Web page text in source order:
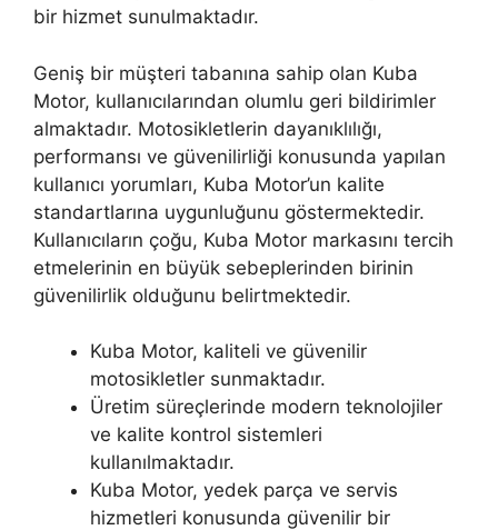
bir hizmet sunulmaktadır.
Geniş bir müşteri tabanına sahip olan Kuba
Motor, kullanıcılarından olumlu geri bildirimler
almaktadır. Motosikletlerin dayanıklılığı,
performansı ve güvenilirliği konusunda yapılan
kullanıcı yorumları, Kuba Motor’un kalite
standartlarına uygunluğunu göstermektedir.
Kullanıcıların çoğu, Kuba Motor markasını tercih
etmelerinin en büyük sebeplerinden birinin
güvenilirlik olduğunu belirtmektedir.
Kuba Motor, kaliteli ve güvenilir
motosikletler sunmaktadır.
Üretim süreçlerinde modern teknolojiler
ve kalite kontrol sistemleri
kullanılmaktadır.
Kuba Motor, yedek parça ve servis
hizmetleri konusunda güvenilir bir